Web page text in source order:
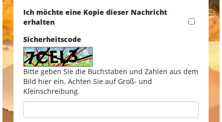
Ich möchte eine Kopie dieser Nachricht
erhalten
Sicherheitscode
Bitte geben Sie die Buchstaben und Zahlen aus dem
Bild hier ein. Achten Sie auf Groß- und
Kleinschreibung.